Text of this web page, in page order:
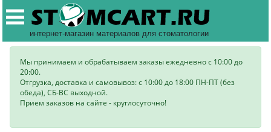
интернет-магазин материалов для стоматологии
Мы принимаем и обрабатываем заказы ежедневно с 10:00 до
20:00.
Отгрузка, доставка и самовывоз: с 10:00 до 18:00 ПН-ПТ (без
обеда), СБ-ВС выходной.
Прием заказов на сайте - круглосуточно!